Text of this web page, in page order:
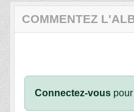
COMMENTEZ
Connectez-vous